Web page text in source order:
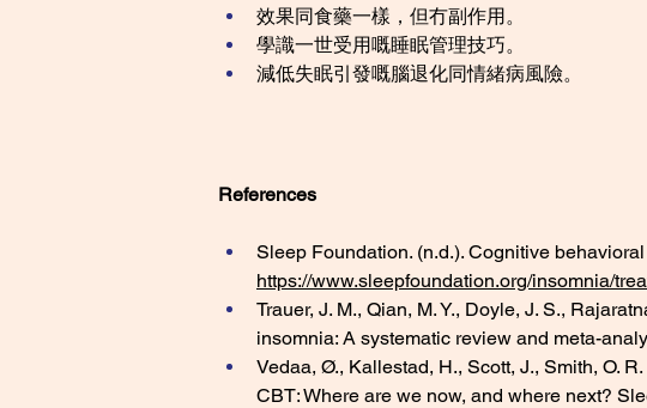
效果同食藥一樣，但冇副作用。
學識一世受用嘅睡眠管理技巧。
減低失眠引發嘅腦退化同情緒病風險。
References
Sleep Foundation. (n.d.). Cognitive
https://www.sleepfoundation.org/insomnia/
Trauer, J. M., Qian, M. Y., Doyle, J. S.,
insomnia: A systematic review and meta-
Vedaa, Ø., Kallestad, H., Scott, J., Smith, O.
CBT: Where are we now, and where next?